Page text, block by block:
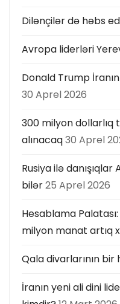
Dilənçilər də həbs
Avropa liderləri
Donald Trump
30 Aprel 2026
300 milyon
alınacaq30 Aprel
Rusiya ilə
bilər25 Aprel 2026
Hesablama
milyon manat artıq
Qala divarlarının bir
İranın yeni ali dini